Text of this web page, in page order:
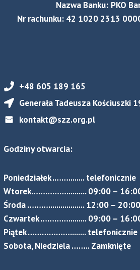
Nazwa Banku: PKO
Nr rachunku: 42 1020 2313
+48 605 189 165
Generała Tadeusza Kościuszki
kontakt@szz.org.pl
Godziny otwarcia:
Poniedziałek .……........ telefonicznie
Wtorek…………….......... 09:00 –
Środa ……….................. 12:00 – 20:00
Czwartek …………......... 09:00 –
Piątek ………………........ telefonicznie
Sobota, Niedziela …….. Zamknięte